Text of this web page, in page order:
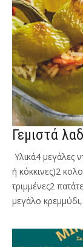
Γεμιστά
Υλικά4 μεγάλες
ή κόκκινες)2
τριμμένες2
μεγάλο